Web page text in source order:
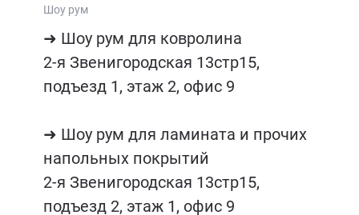
Шоу рум
➜ Шоу рум для ковролина
2-я Звенигородская 13стр15,
подъезд 1, этаж 2, офис 9
➜ Шоу рум для ламината и прочих
напольных покрытий
2-я Звенигородская 13стр15,
подъезд 2, этаж 1, офис 9